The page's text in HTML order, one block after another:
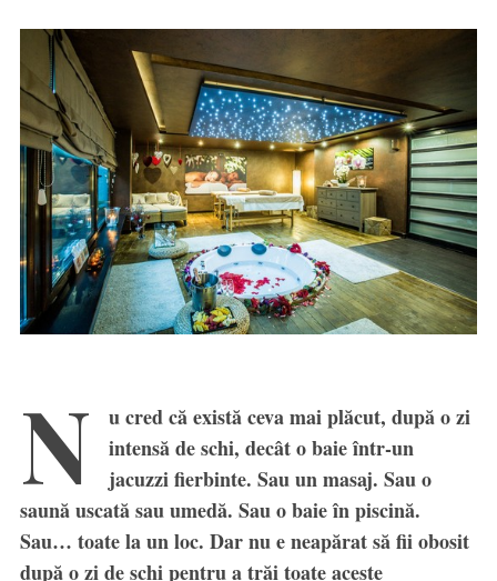
N
u cred că există ceva mai plăcut, după o zi
intensă de schi, decât o baie într-un
jacuzzi fierbinte. Sau un masaj. Sau o
saună uscată sau umedă. Sau o baie în piscină.
Sau… toate la un loc. Dar nu e neapărat să fii obosit
după o zi de schi pentru a trăi toate aceste